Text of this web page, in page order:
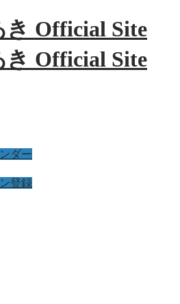
ダー
登録